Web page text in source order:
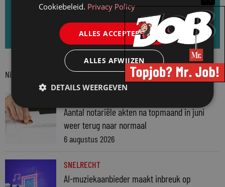
Aanmelden voor de Mr. nieuwsbrief
Nieuwste berichten
Aantal notariële akten na topmaand in juni
weer terug naar normaal
6 augustus 2026
SNELRECHT
AI-muziekaanbieder maakt inbreuk op
Cookiebeleid. Privacy Policy
ALLES ACCEPTEREN
ALLES AFWIJZEN
DETAILS WEERGEVEN